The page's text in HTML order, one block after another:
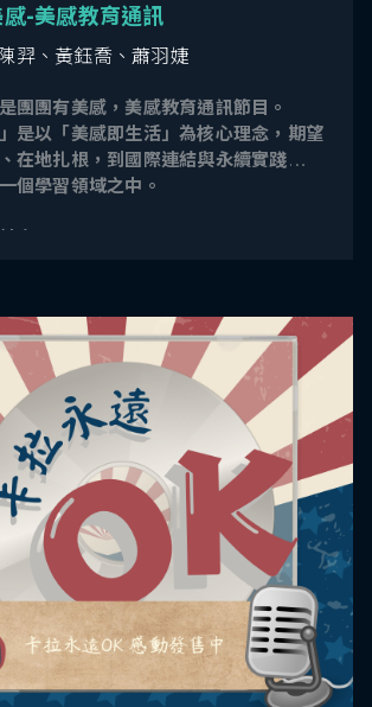
感-美感教育通訊
羿、黃鈺喬、蕭羽婕
團團有美感，美感教育通訊節目。
」是以「美感即生活」為核心理念，期望
在地扎根，到國際連結與永續實踐，讓
個學習領域之中。
部推動國民中小學辦理美感體驗課程
育館
-打造全方位發展的學習環境
卓越領航計畫
學校延聘在地文化工作者或 傳統藝師計
際參訪
育研究會